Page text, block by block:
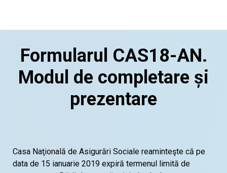
Formularul CAS18-AN.
Modul de completare și
prezentare
Casa Naţională de Asigurări Sociale reaminteşte că pe
data de 15 ianuarie 2019 expiră termenul limită de